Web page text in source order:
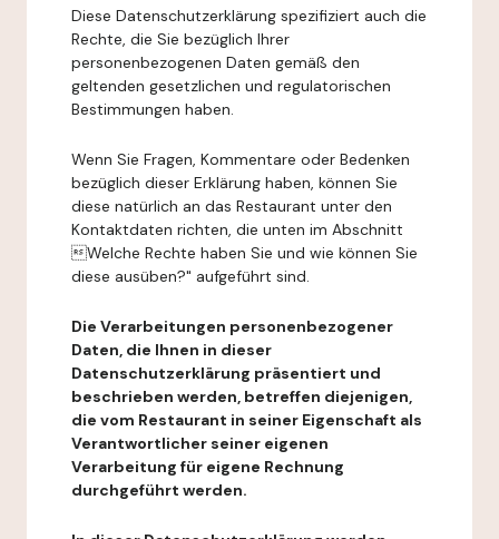
Diese Datenschutzerklärung spezifiziert auch die
Rechte, die Sie bezüglich Ihrer
personenbezogenen Daten gemäß den
geltenden gesetzlichen und regulatorischen
Bestimmungen haben.
Wenn Sie Fragen, Kommentare oder Bedenken
bezüglich dieser Erklärung haben, können Sie
diese natürlich an das Restaurant unter den
Kontaktdaten richten, die unten im Abschnitt
Welche Rechte haben Sie und wie können Sie
diese ausüben?" aufgeführt sind.
Die Verarbeitungen personenbezogener
Daten, die Ihnen in dieser
Datenschutzerklärung präsentiert und
beschrieben werden, betreffen diejenigen,
die vom Restaurant in seiner Eigenschaft als
Verantwortlicher seiner eigenen
Verarbeitung für eigene Rechnung
durchgeführt werden.